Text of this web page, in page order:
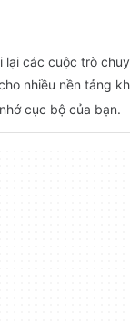
lại các cuộc trò
nhiều nền tảng
cục bộ của bạn.